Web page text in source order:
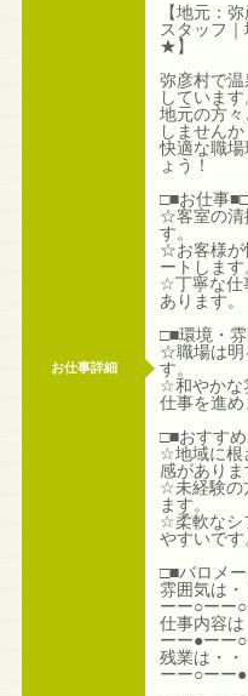
お仕事詳細
【地元：
スタッフ
★】
弥彦村で
しています
地元の方
しませんか
快適な職
ょう！
□■お仕事
☆客室の清
す。
☆お客様が
ートします
☆丁寧な仕
あります。
□■環境・
☆職場は明
す。
☆和やかな
仕事を進め
□■おすす
☆地域に根
感がありま
☆未経験の
ます。
☆柔軟なシ
やすいです
□■バロメ
雰囲気は
ーー○ーー
仕事内
ーー●ー
残業は
ーー○ーー